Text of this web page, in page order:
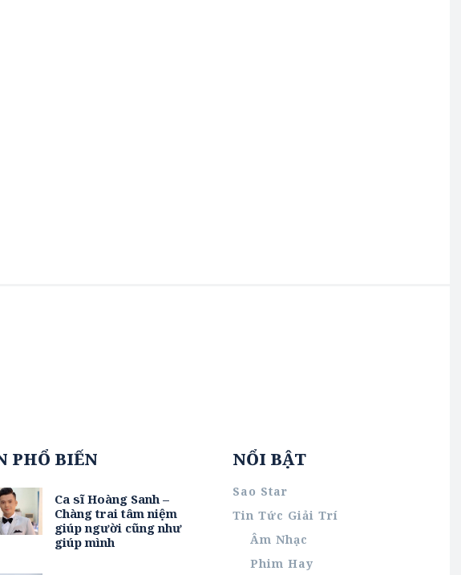
PHỔ BIẾN
Ca sĩ Hoàng Sanh –
Chàng trai tâm niệm
giúp người cũng như
giúp mình
NỔI BẬT
Sao Star
Tin Tức Giải Trí
Âm Nhạc
Phim Hay